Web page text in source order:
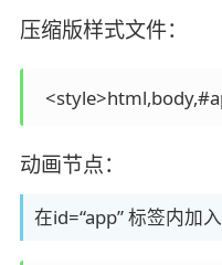
压缩版样式文件：
动画节点：
在id=“app” 标签内加入